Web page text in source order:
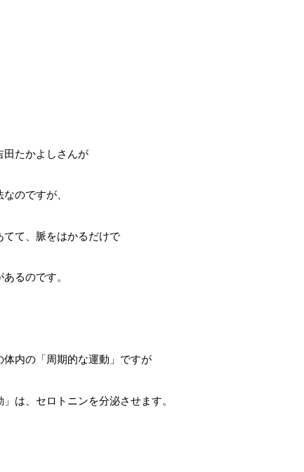
田たかよしさんが
のですが、
てて、脈をはかるだけで
るのです。
体内の「周期的な運動」ですが
は、セロトニンを分泌させます。